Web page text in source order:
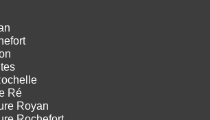
Ré
Royan